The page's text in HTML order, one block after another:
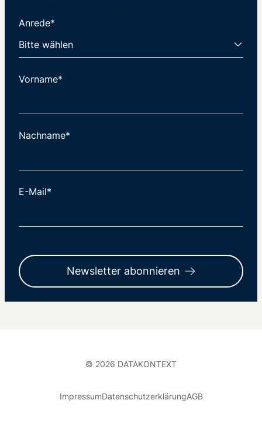
Anrede*
Vorname*
Nachname*
E-Mail*
Newsletter abonnieren
© 2026 DATAKONTEXT
ImpressumDatenschutzerklärungAGB